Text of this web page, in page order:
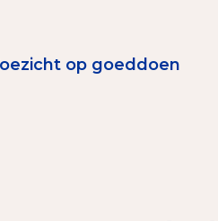
op goeddoen
op goeddoen